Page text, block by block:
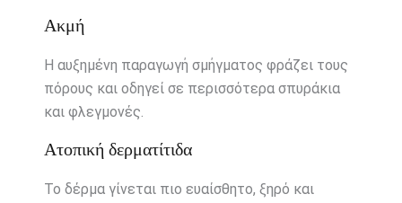
Ακμή
Η αυξημένη παραγωγή σμήγματος φράζει τους
πόρους και οδηγεί σε περισσότερα σπυράκια
και φλεγμονές.
Ατοπική δερματίτιδα
Το δέρμα γίνεται πιο ευαίσθητο, ξηρό και